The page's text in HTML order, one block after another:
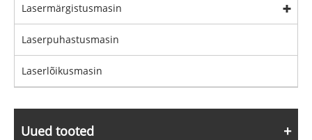
Lasermärgistusmasin
Laserpuhastusmasin
Laserlõikusmasin
Uued tooted